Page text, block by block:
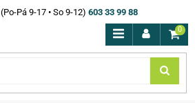
Pá 9-17 • So 9-12) 603 33 99 88
0